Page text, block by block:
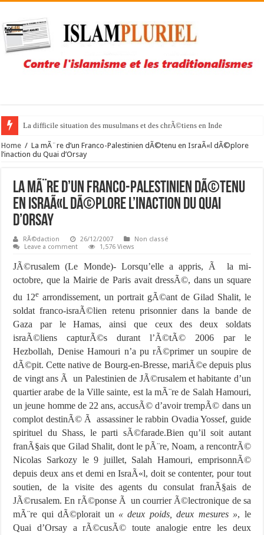
La difficile situation des musulmans et des chrÃ©tiens en Inde
Home / La mÃ¨re d’un Franco-Palestinien dÃ©tenu en IsraÃ«l dÃ©plore
l’inaction du Quai d’Orsay
La mÃ¨re d’un Franco-Palestinien dÃ©tenu
en IsraÃ«l dÃ©plore l’inaction du Quai
d’Orsay
RÃ©daction 26/12/2007
Non classé
Leave a comment
1,576 Views
JÃ©rusalem (Le Monde)- Lorsqu’elle a appris, Ã la mi-
octobre, que la Mairie de Paris avait dressÃ©, dans un square
du 12e arrondissement, un portrait gÃ©ant de Gilad Shalit, le
soldat franco-israÃ©lien retenu prisonnier dans la bande de
Gaza par le Hamas, ainsi que ceux des deux soldats
israÃ©liens capturÃ©s durant l’Ã©tÃ© 2006 par le
Hezbollah, Denise Hamouri n’a pu rÃ©primer un soupire de
dÃ©pit. Cette native de Bourg-en-Bresse, mariÃ©e depuis plus
de vingt ans Ã un Palestinien de JÃ©rusalem et habitante d’un
quartier arabe de la Ville sainte, est la mÃ¨re de Salah Hamouri,
un jeune homme de 22 ans, accusÃ© d’avoir trempÃ© dans un
complot destinÃ© Ã assassiner le rabbin Ovadia Yossef, guide
spirituel du Shass, le parti sÃ©farade.Bien qu’il soit autant
franÃ§ais que Gilad Shalit, dont le pÃ¨re, Noam, a rencontrÃ©
Nicolas Sarkozy le 9 juillet, Salah Hamouri, emprisonnÃ©
depuis deux ans et demi en IsraÃ«l, doit se contenter, pour tout
soutien, de la visite des agents du consulat franÃ§ais de
JÃ©rusalem. En rÃ©ponse Ã un courrier Ã©lectronique de sa
mÃ¨re qui dÃ©plorait un « deux poids, deux mesures », le
Quai d’Orsay a rÃ©cusÃ© toute analogie entre les deux